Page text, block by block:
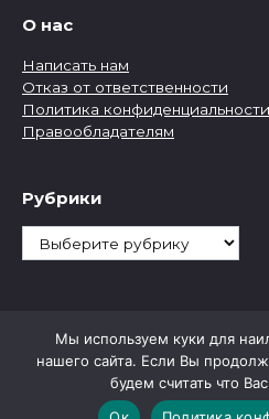
О нас
Написать нам
Отказ от ответственности
Политика конфиденциальности
Правообладателям
Рубрики
Рубрики
Мы используем куки для
нашего сайта. Если Вы
будем считать что